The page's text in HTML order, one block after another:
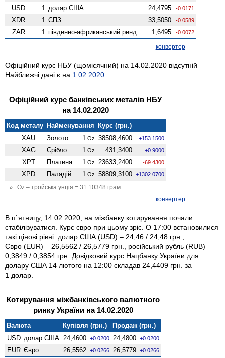
USD 1 долар США 24,4795 -0.0171
XDR 1 СПЗ 33,5050 -0.0589
ZAR 1 південно-африканський ренд 1,6495 -0.0072
конвертер
Офіційний курс НБУ (щомісячний) на 14.02.2020 відсутній
Найближчі дані є на 1.02.2020
Офіційний курс банківських металів НБУ
на 14.02.2020
Код металу Найменування
Курс (грн.)
XAU
Золото 1 Oz 38508,4600 +153.1500
XAG Срібло 1 Oz 431,3400 +0.9000
XPT Платина 1 Oz 23633,2400 -69.4300
XPD Паладій 1 Oz 58809,3100 +1302.0700
Oz – тройська унція = 31.10348 грам
конвертер
В п`ятницу, 14.02.2020, на міжбанку котирування почали
стабілізуватися. Курс євро при цьому зріс. О 17:00 встановилися
такі цінові рівні: долар США (USD) – 24,46 / 24,48 грн.,
Євро (EUR) – 26,5562 / 26,5779 грн., російський рубль (RUB) –
0,3849 / 0,3854 грн. Довідковий курс Нацбанку України для
долару США 14 лютого на 12:00 складав 24,4409 грн. за
1 долар.
Котирування міжбанківського валютного
ринку України на 14.02.2020
Валюта Купівля (грн.)
Продаж (грн.)
USD долар США 24,4600 +0.0200 24,4800 +0.0200
EUR Євро 26,5562 +0.0266 26,5779 +0.0266